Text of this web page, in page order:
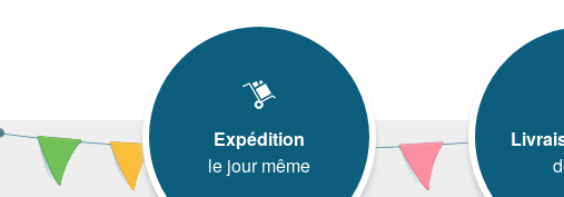
Expédition
le jour même